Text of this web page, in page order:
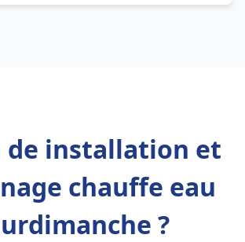
de installation et
chauffe eau
?